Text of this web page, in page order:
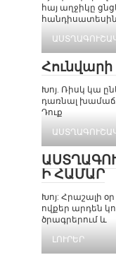
հայ աղջիկը
Խոյ. Ռիսկ կա
դառնալ
Դուք
Ի ՀԱՄԱՐ
Խոյ: Հրաշալի
ովքեր արդեն
ծրագրերում և
ԼՈՒՐԵՐ